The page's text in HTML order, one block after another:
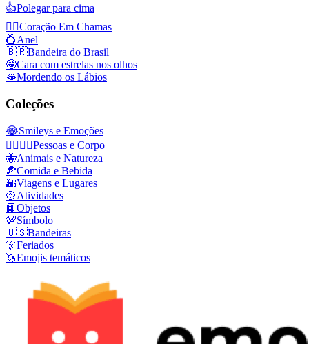
👍Polegar para cima
❤️‍🔥Coração Em Chamas
💍Anel
🇧🇷Bandeira do Brasil
🤩Cara com estrelas nos olhos
🫦Mordendo os Lábios
Coleções
😂Smileys e Emoções
👩‍❤️‍💋‍👨Pessoas e Corpo
🐝Animais e Natureza
🍕Comida e Bebida
🌇Viagens e Lugares
🥎Atividades
📙Objetos
💯Símbolo
🇺🇸Bandeiras
🎊Feriados
🦄Emojis temáticos